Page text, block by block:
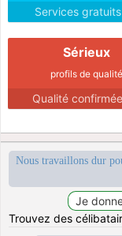
Services gratuits
Sérieux
profils de qualité
Qualité confirmée
Nous travaillons dur
Trouvez des